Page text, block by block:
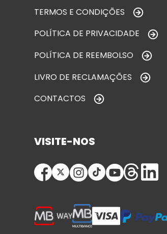
TERMOS E CONDIÇÕES
POLÍTICA DE PRIVACIDADE
POLÍTICA DE REEMBOLSO
LIVRO DE RECLAMAÇÕES
CONTACTOS
VISITE-NOS